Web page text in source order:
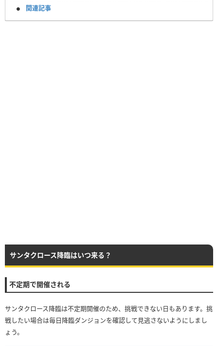
関連記事
サンタクロース降臨はいつ来る？
不定期で開催される
サンタクロース降臨は不定期開催のため、挑戦できない日もあります。挑
戦したい場合は毎日降臨ダンジョンを確認して見逃さないようにしまし
ょう。